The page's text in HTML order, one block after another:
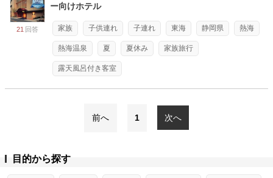
21 回答
ー向けホテル
家族 子供連れ 子連れ 東海 静岡県 熱海
熱海温泉 夏 夏休み 家族旅行
露天風呂付き客室
前へ 1 次へ
目的から探す